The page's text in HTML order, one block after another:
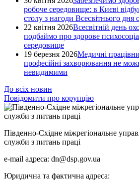
робоче середовище: в Києві
столу з нагоди Всесвітнього дня
22 квітня 2026Всесвітній день
подбаймо про здорове
середовище
19 березня 2026Медичні
професійні захворювання не
невидимими
До всіх новин
Повідомити про корупцію
Південно-Східне міжрегіональне
служби з питань праці
e-mail адреса: dn@dsp.gov.ua
Юридична та фактична адреса: